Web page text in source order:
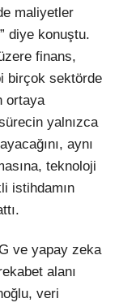
maliyetler
diye konuştu.
finans,
birçok sektörde
ortaya
yalnızca
aynı
teknoloji
istihdamın
ve yapay zeka
alanı
veri